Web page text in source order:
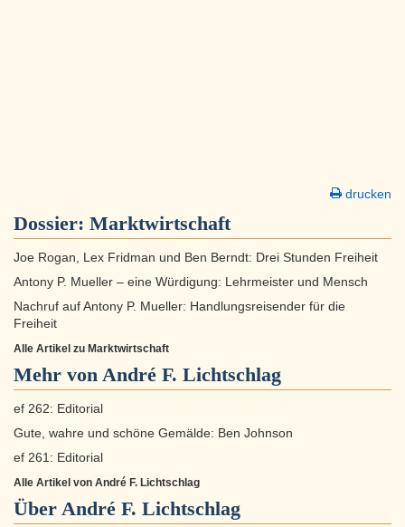
drucken
Dossier: Marktwirtschaft
Joe Rogan, Lex Fridman und Ben Berndt: Drei Stunden Freiheit
Antony P. Mueller – eine Würdigung: Lehrmeister und Mensch
Nachruf auf Antony P. Mueller: Handlungsreisender für die
Freiheit
Alle Artikel zu Marktwirtschaft
Mehr von André F. Lichtschlag
ef 262: Editorial
Gute, wahre und schöne Gemälde: Ben Johnson
ef 261: Editorial
Alle Artikel von André F. Lichtschlag
Über André F. Lichtschlag